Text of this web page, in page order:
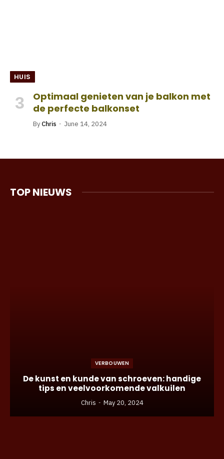
HUIS
Optimaal genieten van je balkon met
de perfecte balkonset
By Chris June 14, 2024
TOP NIEUWS
VERBOUWEN
De kunst en kunde van schroeven: handige
tips en veelvoorkomende valkuilen
Chris May 20, 2024